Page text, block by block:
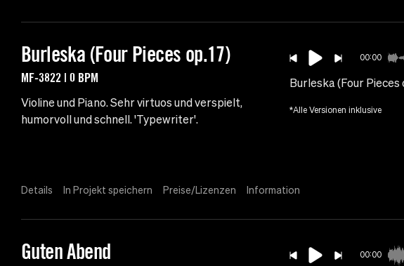
Burleska (Four Pieces op.17)
MF-3822 | 0 BPM
Violine und Piano. Sehr virtuos und verspielt,
humorvoll und schnell. 'Typewriter'.
00:00
Burleska (Four Pieces
*Alle Versionen inklusive
Details In Projekt speichern Preise/Lizenzen Information
Guten Abend 00:00